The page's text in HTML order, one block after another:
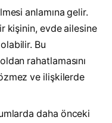
anlamına gelir.
kişinin, evde ailesine
Bu
rahatlamasını
ve ilişkilerde
daha önceki